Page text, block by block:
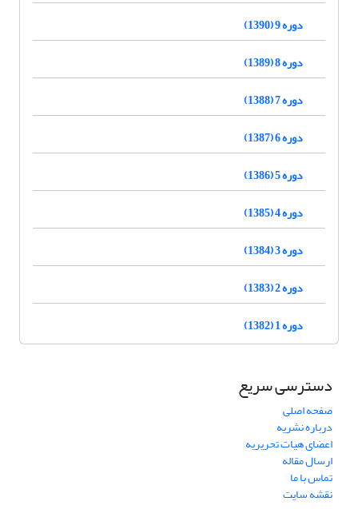
دوره 9 (1390)
دوره 8 (1389)
دوره 7 (1388)
دوره 6 (1387)
دوره 5 (1386)
دوره 4 (1385)
دوره 3 (1384)
دوره 2 (1383)
دوره 1 (1382)
دسترسی سریع
صفحه اصلی
درباره نشریه
اعضای هیات تحریریه
ارسال مقاله
تماس با ما
نقشه سایت